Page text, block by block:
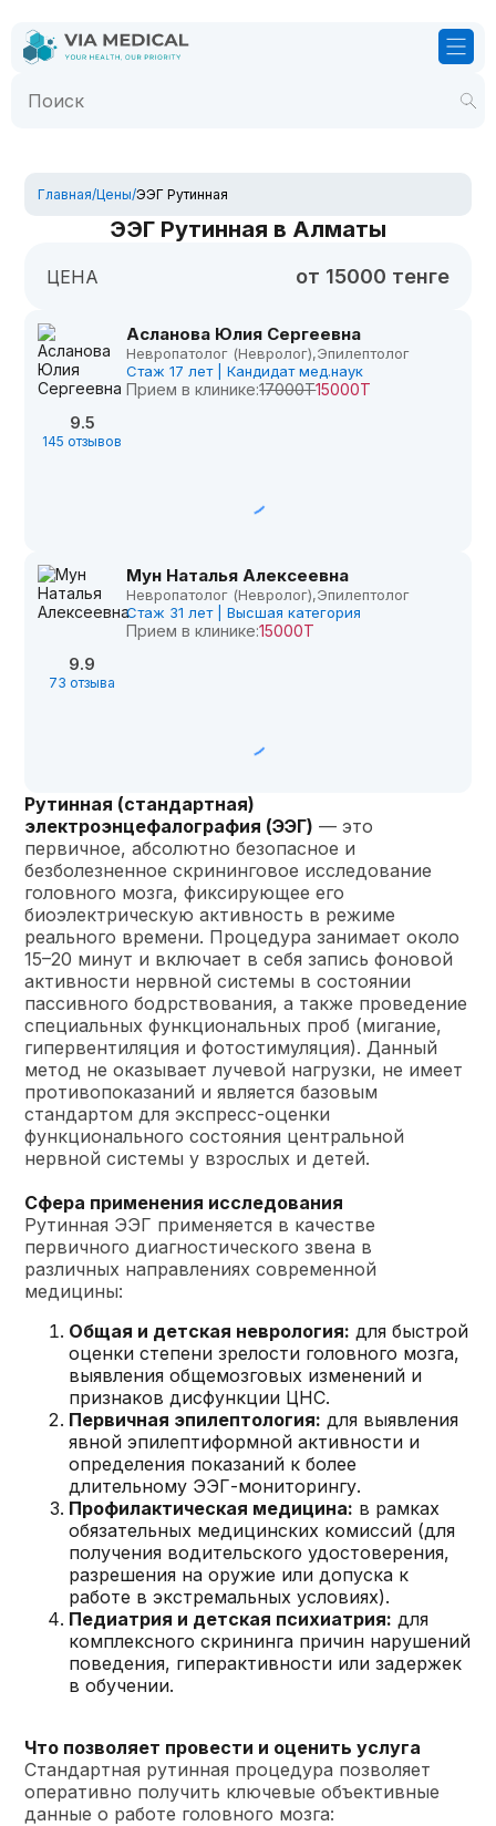
Главная/Цены/ЭЭГ Рутинная
ЭЭГ Рутинная в Алматы
ЦЕНА от 15000 тенге
9.5
145 отзывов
Асланова Юлия Сергеевна
Невропатолог (Невролог),Эпилептолог
Стаж 17 лет | Кандидат мед.наук
Прием в клинике:17000Т15000Т
9.9
73 отзыва
Мун Наталья Алексеевна
Невропатолог (Невролог),Эпилептолог
Стаж 31 лет | Высшая категория
Прием в клинике:15000Т
Рутинная (стандартная)
электроэнцефалография (ЭЭГ) — это
первичное, абсолютно безопасное и
безболезненное скрининговое исследование
головного мозга, фиксирующее его
биоэлектрическую активность в режиме
реального времени. Процедура занимает около
15–20 минут и включает в себя запись фоновой
активности нервной системы в состоянии
пассивного бодрствования, а также проведение
специальных функциональных проб (мигание,
гипервентиляция и фотостимуляция). Данный
метод не оказывает лучевой нагрузки, не имеет
противопоказаний и является базовым
стандартом для экспресс-оценки
функционального состояния центральной
нервной системы у взрослых и детей.
Сфера применения исследования
Рутинная ЭЭГ применяется в качестве
первичного диагностического звена в
различных направлениях современной
медицины:
Общая и детская неврология: для быстрой
оценки степени зрелости головного мозга,
выявления общемозговых изменений и
признаков дисфункции ЦНС.
Первичная эпилептология: для выявления
явной эпилептиформной активности и
определения показаний к более
длительному ЭЭГ-мониторингу.
Профилактическая медицина: в рамках
обязательных медицинских комиссий (для
получения водительского удостоверения,
разрешения на оружие или допуска к
работе в экстремальных условиях).
Педиатрия и детская психиатрия: для
комплексного скрининга причин нарушений
поведения, гиперактивности или задержек
в обучении.
Что позволяет провести и оценить услуга
Стандартная рутинная процедура позволяет
оперативно получить ключевые объективные
данные о работе головного мозга: